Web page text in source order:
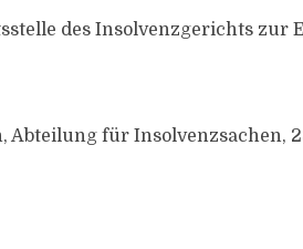
des Insolvenzgerichts zur
Abteilung für Insolvenzsachen,